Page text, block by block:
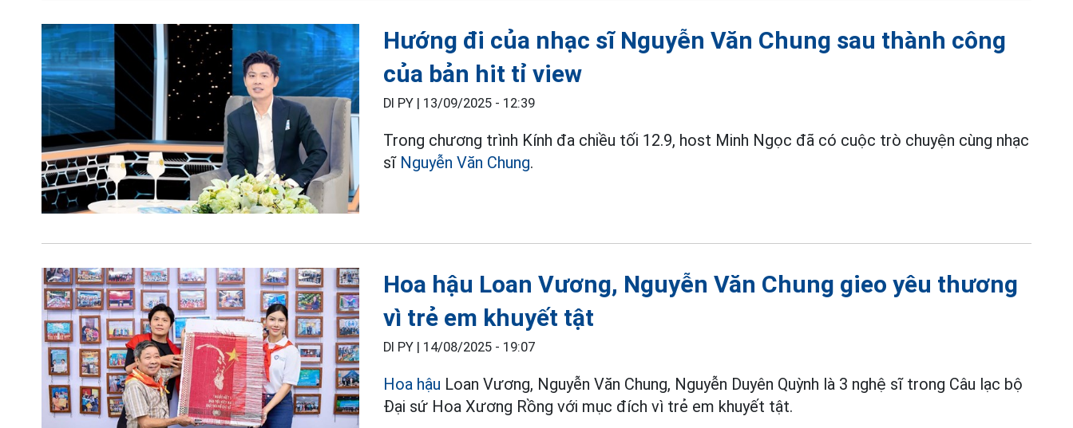
Hướng đi của nhạc sĩ Nguyễn Văn Chung sau thành công
của bản hit tỉ view
DI PY | 13/09/2025 - 12:39
Trong chương trình Kính đa chiều tối 12.9, host Minh Ngọc đã có cuộc trò chuyện cùng nhạc
sĩ Nguyễn Văn Chung.
Hoa hậu Loan Vương, Nguyễn Văn Chung gieo yêu thương
vì trẻ em khuyết tật
DI PY | 14/08/2025 - 19:07
Hoa hậu Loan Vương, Nguyễn Văn Chung, Nguyễn Duyên Quỳnh là 3 nghệ sĩ trong Câu lạc bộ
Đại sứ Hoa Xương Rồng với mục đích vì trẻ em khuyết tật.